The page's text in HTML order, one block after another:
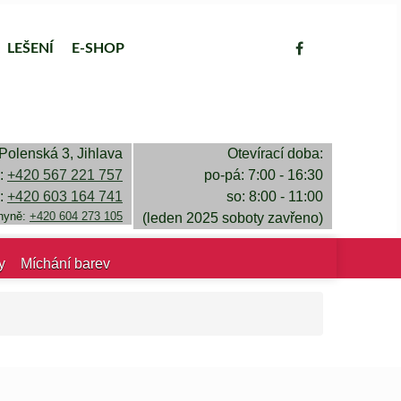
LEŠENÍ E-SHOP
Polenská 3, Jihlava
+420 567 221 757
+420 603 164 741
+420 604 273 105
Otevírací doba:
po-pá: 7:00 - 16:30
so: 8:00 - 11:00
(leden 2025 soboty zavřeno)
Míchání barev